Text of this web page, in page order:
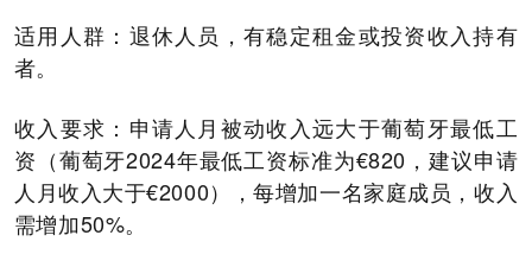
适用人群：退休人员，有稳定租金或投资收入持有
者。
收入要求：申请人月被动收入远大于葡萄牙最低工
资（葡萄牙2024年最低工资标准为€820，建议申请
人月收入大于€2000），每增加一名家庭成员，收入
需增加50%。